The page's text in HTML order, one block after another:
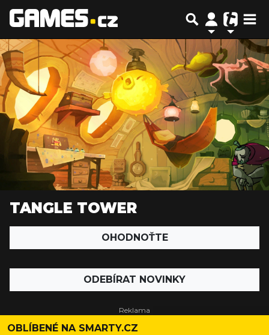
TANGLE TOWER
OHODNOŤTE
ODEBÍRAT NOVINKY
OBLÍBENÉ NA SMARTY.CZ